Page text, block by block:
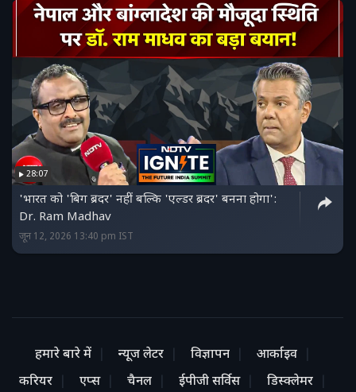
28:07
'भारत को 'बिग ब्रदर' नहीं बल्कि 'एल्डर ब्रदर' बनना होगा':
Dr. Ram Madhav
जून 12, 2026 13:40 pm IST
हमारे बारे में न्यूज लेटर विज्ञापन
आर्काइव
करियर
एप्स चैनल ईपीजी सर्विस डिस्क्लेमर